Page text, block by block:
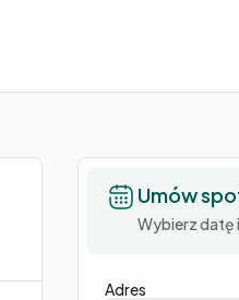
Umów
Wybierz datę
Adres